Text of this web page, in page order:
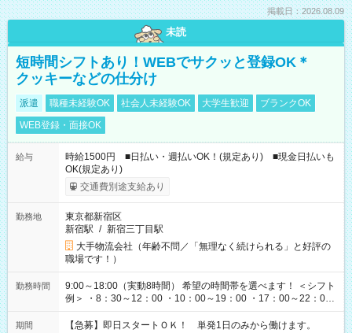
掲載日：2026.08.09
未読
短時間シフトあり！WEBでサクッと登録OK＊
クッキーなどの仕分け
派遣 職種未経験OK 社会人未経験OK 大学生歓迎
ブランクOK
WEB登録・面接OK
給与
時給1500円 ■日払い・週払いOK！(規定あり) ■現金日払いも
OK(規定あり)
交通費別途支給あり
勤務地
東京都新宿区
新宿駅 / 新宿三丁目駅
大手物流会社（年齢不問／「無理なく続けられる」と好評の
職場です！）
勤務時間
9:00～18:00（実動8時間） 希望の時間帯を選べます！ ＜シフト
例＞ ・8：30～12：00 ・10：00～19：00 ・17：00～22：00
・13：00～22：00 ・22：00～翌6：00 など
期間 【急募】即日スタートＯＫ！ 単発1日のみから働けます。